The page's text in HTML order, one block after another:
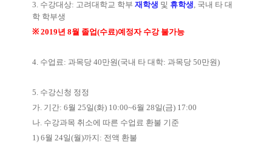
3. 수강대상: 고려대학교 학부 재학생 및 휴학생, 국내 타 대
학 학부생
※ 2019년 8월 졸업 (수료)예정자 수강 불가능
4. 수업료: 과목당 40만원(국내 타 대학: 과목당 50만원)
5. 수강신청 정정
가. 기간: 6월 25일(화) 10:00~6월 28일(금) 17:00
나. 수강과목 취소에 따른 수업료 환불 기준
1) 6월 24일(월)까지 : 전액 환불